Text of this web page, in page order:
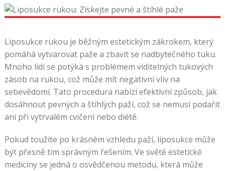
Liposukce rukou je běžným estetickým zákrokem, který
pomáhá vytvarovat paže a zbavit se nadbytečného tuku.
Mnoho lidí se potýká s problémem viditelných tukových
zásob na rukou, což může mít negativní vliv na
sebevědomí. Tato procedura nabízí efektivní způsob, jak
dosáhnout pevných a štíhlých paží, což se nemusí podařit
ani při vytrvalém cvičení nebo diétě.
Pokud toužíte po krásném vzhledu paží, liposukce může
být přesně tím správným řešením. Ve světě estetické
medicíny se jedná o osvědčenou metodu, která může